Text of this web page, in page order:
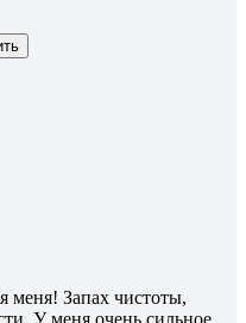
меня! Запах чистоты,
У меня очень сильное